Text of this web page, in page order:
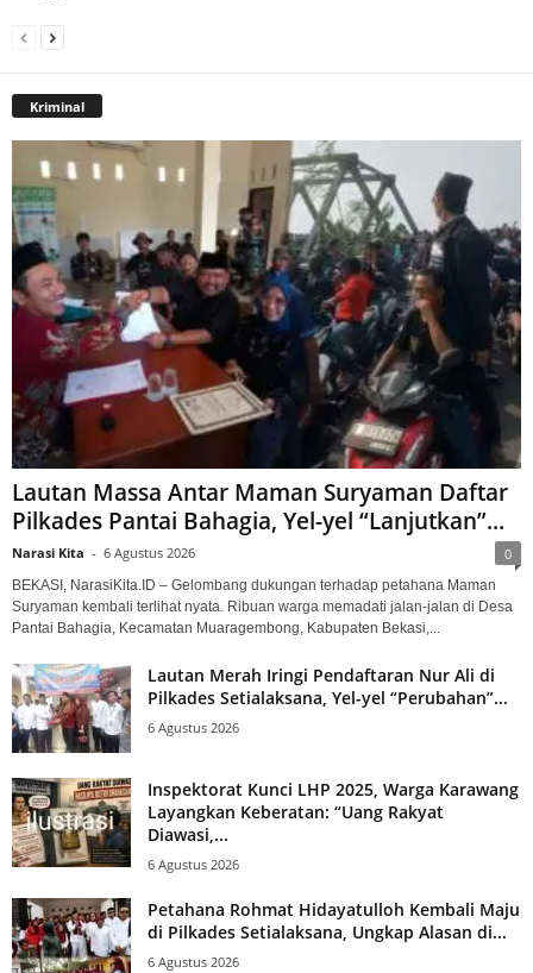
Kriminal
Lautan Massa Antar Maman Suryaman Daftar
Pilkades Pantai Bahagia, Yel-yel “Lanjutkan”...
Narasi Kita - 6 Agustus 2026 0
BEKASI, NarasiKita.ID – Gelombang dukungan terhadap petahana Maman
Suryaman kembali terlihat nyata. Ribuan warga memadati jalan-jalan di Desa
Pantai Bahagia, Kecamatan Muaragembong, Kabupaten Bekasi,...
Lautan Merah Iringi Pendaftaran Nur Ali di
Pilkades Setialaksana, Yel-yel “Perubahan”...
6 Agustus 2026
Inspektorat Kunci LHP 2025, Warga Karawang
Layangkan Keberatan: “Uang Rakyat
Diawasi,...
6 Agustus 2026
Petahana Rohmat Hidayatulloh Kembali Maju
di Pilkades Setialaksana, Ungkap Alasan di...
6 Agustus 2026